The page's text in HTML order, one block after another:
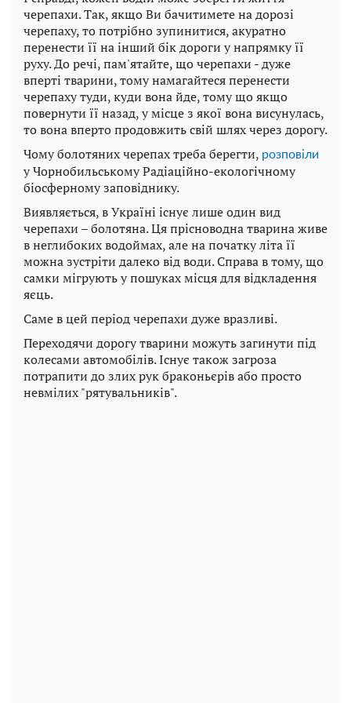
черепахи. Так, якщо Ви бачитимете на дорозі
черепаху, то потрібно зупинитися, акуратно
перенести її на інший бік дороги у напрямку її
руху. До речі, пам'ятайте, що черепахи - дуже
вперті тварини, тому намагайтеся перенести
черепаху туди, куди вона йде, тому що якщо
повернути її назад, у місце з якої вона висунулась,
то вона вперто продовжить свій шлях через дорогу.
Чому болотяних черепах треба берегти, розповіли
у Чорнобильському Радіаційно-екологічному
біосферному заповіднику.
Виявляється, в Україні існує лише один вид
черепахи – болотяна. Ця прісноводна тварина живе
в неглибоких водоймах, але на початку літа її
можна зустріти далеко від води. Справа в тому, що
самки мігрують у пошуках місця для відкладення
яєць.
Саме в цей період черепахи дуже вразливі.
Переходячи дорогу тварини можуть загинути під
колесами автомобілів. Існує також загроза
потрапити до злих рук браконьєрів або просто
невмілих "рятувальників".